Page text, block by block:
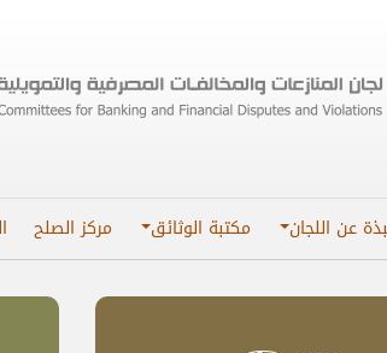
عن اللجان مكتبة الوثائق مركز الصلح